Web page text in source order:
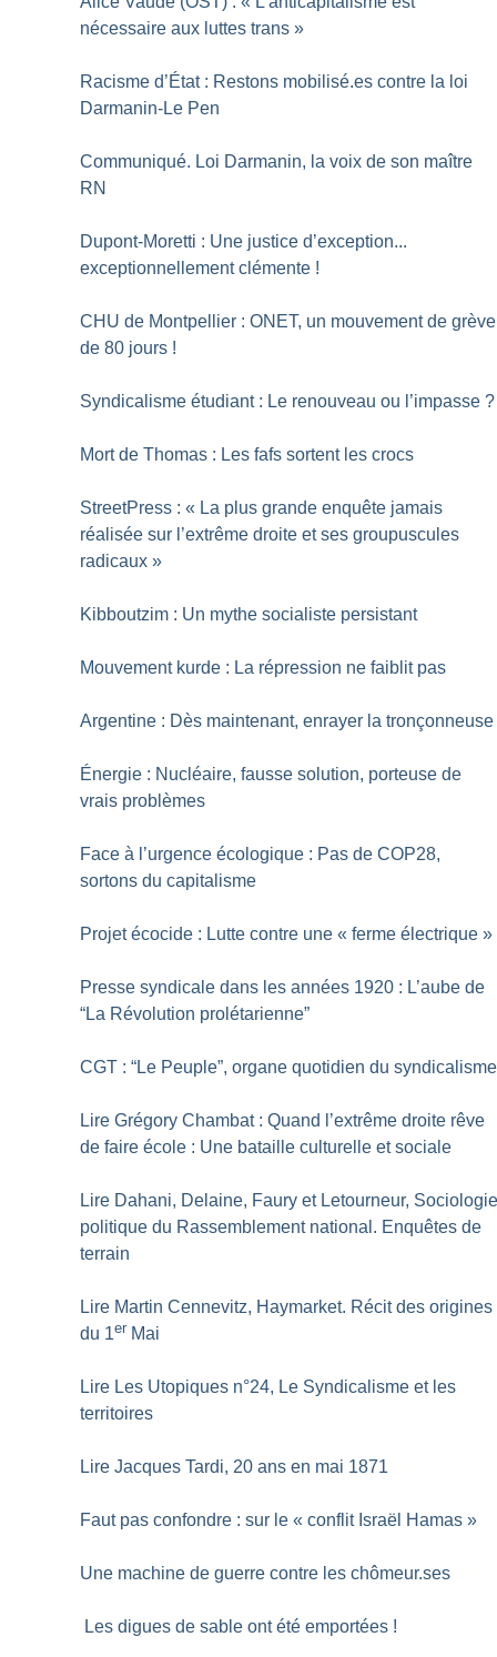
nécessaire aux luttes trans »
Racisme d’État : Restons mobilisé.es contre la loi
Darmanin-Le Pen
Communiqué. Loi Darmanin, la voix de son maître
RN
Dupont-Moretti : Une justice d’exception...
exceptionnellement clémente !
CHU de Montpellier : ONET, un mouvement de grève
de 80 jours !
Syndicalisme étudiant : Le renouveau ou l’impasse ?
Mort de Thomas : Les fafs sortent les crocs
StreetPress : « La plus grande enquête jamais
réalisée sur l’extrême droite et ses groupuscules
radicaux »
Kibboutzim : Un mythe socialiste persistant
Mouvement kurde : La répression ne faiblit pas
Argentine : Dès maintenant, enrayer la tronçonneuse
Énergie : Nucléaire, fausse solution, porteuse de
vrais problèmes
Face à l’urgence écologique : Pas de COP28,
sortons du capitalisme
Projet écocide : Lutte contre une « ferme électrique »
Presse syndicale dans les années 1920 : L’aube de
“La Révolution prolétarienne”
CGT : “Le Peuple”, organe quotidien du syndicalisme
Lire Grégory Chambat : Quand l’extrême droite rêve
de faire école : Une bataille culturelle et sociale
Lire Dahani, Delaine, Faury et Letourneur,
politique du Rassemblement national. Enquêtes de
terrain
Lire Martin Cennevitz, Haymarket. Récit des origines
du 1er Mai
Lire Les Utopiques n°24, Le Syndicalisme et les
territoires
Lire Jacques Tardi, 20 ans en mai 1871
Faut pas confondre : sur le « conflit Israël Hamas »
Une machine de guerre contre les chômeur.ses
Les digues de sable ont été emportées !